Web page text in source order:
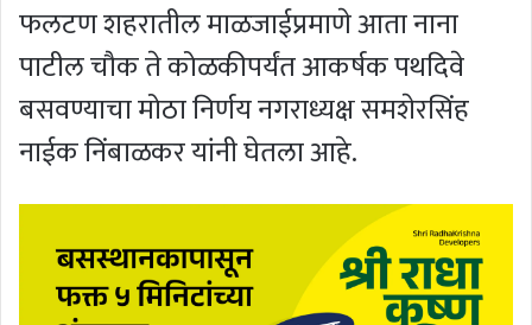
फलटण शहरातील माळजाईप्रमाणे आता नाना
पाटील चौक ते कोळकीपर्यंत आकर्षक पथदिवे
बसवण्याचा मोठा निर्णय नगराध्यक्ष समशेरसिंह
नाईक निंबाळकर यांनी घेतला आहे.